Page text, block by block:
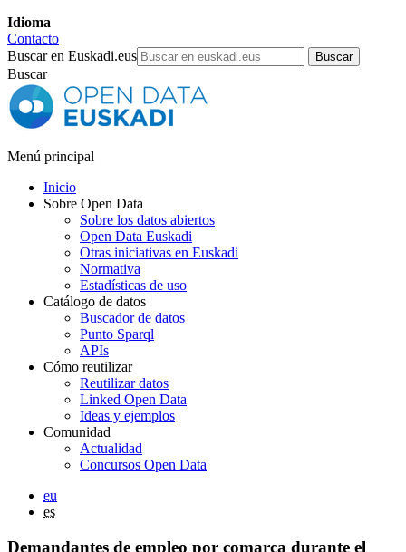
Idioma
Contacto
Buscar en Euskadi.eus
Buscar
Menú principal
Inicio
Sobre Open Data
Sobre los datos abiertos
Open Data Euskadi
Otras iniciativas en Euskadi
Normativa
Estadísticas de uso
Catálogo de datos
Buscador de datos
Punto Sparql
APIs
Cómo reutilizar
Reutilizar datos
Linked Open Data
Ideas y ejemplos
Comunidad
Actualidad
Concursos Open Data
eu
es
Demandantes de empleo por comarca durante el